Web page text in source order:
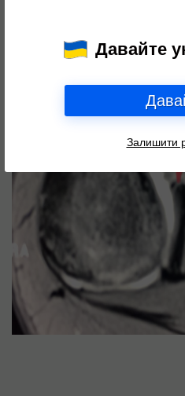
Давайте
Залишити